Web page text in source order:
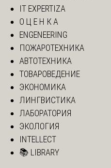
IT EXPERTIZA
О Ц Е Н К А
ENGENEERING
ПОЖАРОТЕХНИКА
АВТОТЕХНИКА
ТОВАРОВЕДЕНИЕ
ЭКОНОМИКА
ЛИНГВИСТИКА
ЛАБОРАТОРИЯ
ЭКОЛОГИЯ
INTELLECT
📚 LIBRARY